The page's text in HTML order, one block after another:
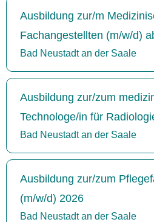
Ausbildung zur/m
Fachangestellten (m/w/d)
Bad Neustadt an der Saale
Ausbildung zur/zum
Technologe/in für
Bad Neustadt an der Saale
Ausbildung zur/zum
(m/w/d) 2026
Bad Neustadt an der Saale